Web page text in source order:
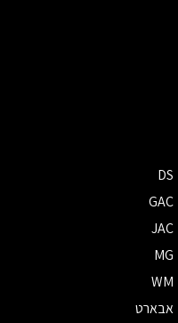
DS
GAC
JAC
MG
WM
אבארט